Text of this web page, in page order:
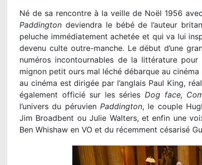
Né de sa rencontre à la veille de Noël 1956
Paddington deviendra le bébé de l’auteur
peluche immédiatement achetée et qui va lui
devenu culte outre-manche. Le début d’une
numéros incontournables de la littérature pour
mignon petit ours mal léché débarque au
au cinéma est dirigée par l’anglais Paul King,
également officié sur les séries Dog face,
l’univers du péruvien Paddington, le couple
Jim Broadbent ou Julie Walters, et enfin une
Ben Whishaw en VO et du récemment césarisé